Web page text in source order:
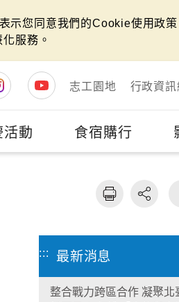
示您同意我們的Cookie使用政策
服務。
志工園地 行政資訊
活動 食宿購行
::: 最新消息
整合戰力跨區合作 凝聚北